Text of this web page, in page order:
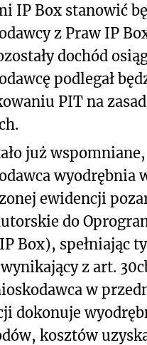
IP Box stanowić
z Praw IP
dochód
podlegał
PIT na
już wspomniane,
wyodrębnia
ewidencji
do
Box), spełniając
z art.
w
dokonuje
kosztów